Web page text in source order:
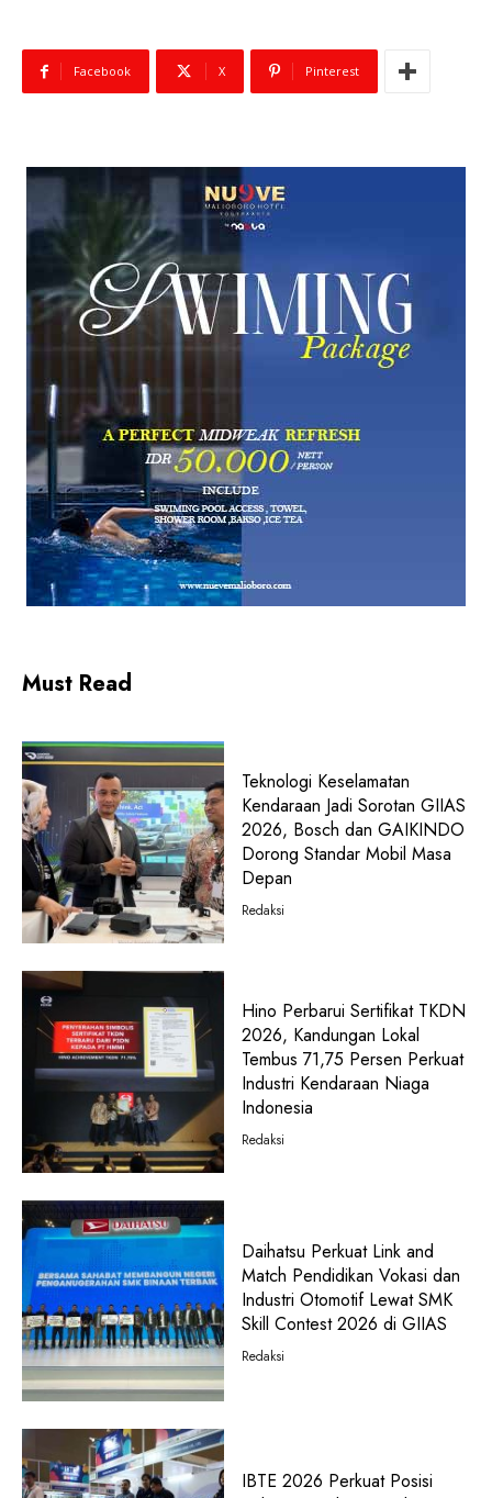
Facebook X Pinterest
Must Read
Teknologi Keselamatan
Kendaraan Jadi Sorotan GIIAS
2026, Bosch dan GAIKINDO
Dorong Standar Mobil Masa
Depan
Redaksi
Hino Perbarui Sertifikat TKDN
2026, Kandungan Lokal
Tembus 71,75 Persen Perkuat
Industri Kendaraan Niaga
Indonesia
Redaksi
Daihatsu Perkuat Link and
Match Pendidikan Vokasi dan
Industri Otomotif Lewat SMK
Skill Contest 2026 di GIIAS
Redaksi
IBTE 2026 Perkuat Posisi